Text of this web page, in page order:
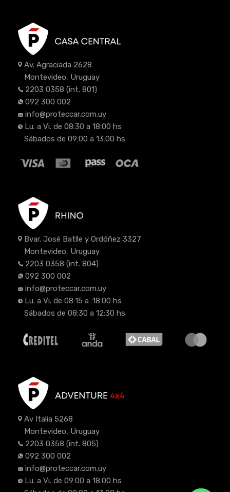
Av. Agraciada 2628
Montevideo, Uruguay
2203 0358 (int. 801)
092 300 002
info@proteccar.com.uy
Lu. a Vi. de 08:30 a 18:00 hs
Sábados de 09:00 a 13:00 hs
Bvar. José Batlle y Ordóñez 3327
Montevideo, Uruguay
2203 0358 (int. 804)
092 300 002
info@proteccar.com.uy
Lu. a Vi. de 08:15 a :18:00 hs
Sábados de 08:30 a 12:30 hs
Av Italia 5268
Montevideo, Uruguay
2203 0358 (int. 805)
092 300 002
info@proteccar.com.uy
Lu. a Vi. de 09:00 a 18:00 hs